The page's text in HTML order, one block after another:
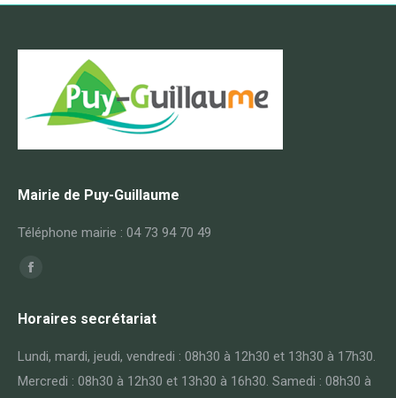
Mairie de Puy-Guillaume
Téléphone mairie : 04 73 94 70 49
Trouvez nous sur :
Horaires secrétariat
Lundi, mardi, jeudi, vendredi : 08h30 à 12h30 et 13h30 à 17h30.
Mercredi : 08h30 à 12h30 et 13h30 à 16h30. Samedi : 08h30 à